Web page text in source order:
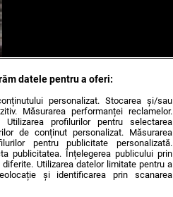
datele pentru a oferi:
personalizat. Stocarea și/sau
Măsurarea performanței reclamelor.
profilurilor pentru selectarea
de conținut personalizat. Măsurarea
pentru publicitate personalizată.
publicitatea. Înțelegerea publicului prin
Utilizarea datelor limitate pentru a
și identificarea prin scanarea